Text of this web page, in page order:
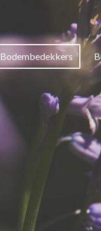
Bodembedekkers